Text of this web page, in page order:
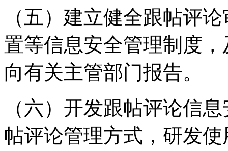
（五）建立健全跟帖评
置等信息安全管理制度
向有关主管部门报告。
（六）开发跟帖评论信
帖评论管理方式，研发